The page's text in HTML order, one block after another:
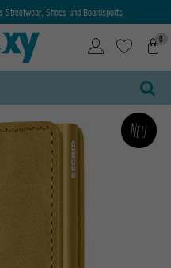
Shoes und Boardsports
0
Neu